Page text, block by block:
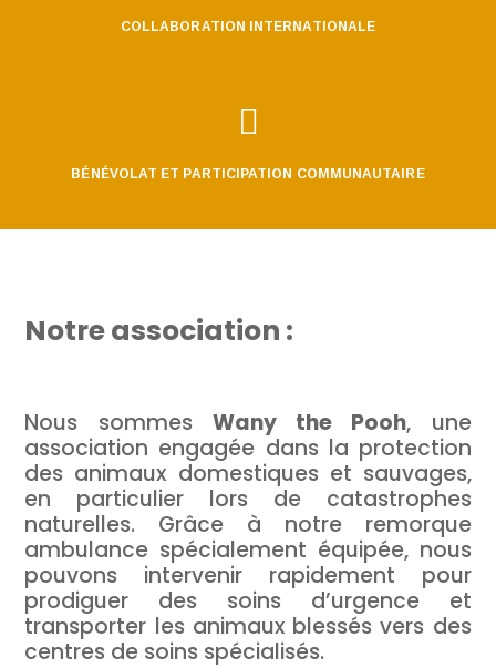
COLLABORATION INTERNATIONALE

BÉNÉVOLAT ET PARTICIPATION COMMUNAUTAIRE
Notre association :
Nous sommes Wany the Pooh, une
association engagée dans la protection
des animaux domestiques et sauvages,
en particulier lors de catastrophes
naturelles. Grâce à notre remorque
ambulance spécialement équipée, nous
pouvons intervenir rapidement pour
prodiguer des soins d’urgence et
transporter les animaux blessés vers des
centres de soins spécialisés.